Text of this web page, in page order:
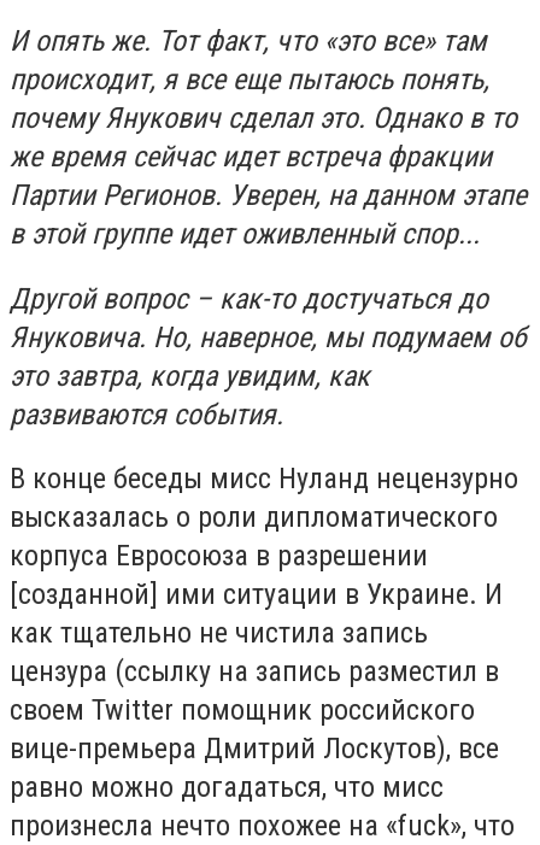
И опять же. Тот факт, что «это все» там
происходит, я все еще пытаюсь понять,
почему Янукович сделал это. Однако в то
же время сейчас идет встреча фракции
Партии Регионов. Уверен, на данном этапе
в этой группе идет оживленный спор...
Другой вопрос – как-то достучаться до
Януковича. Но, наверное, мы подумаем об
это завтра, когда увидим, как
развиваются события.
В конце беседы мисс Нуланд нецензурно
высказалась о роли дипломатического
корпуса Евросоюза в разрешении
[созданной] ими ситуации в Украине. И
как тщательно не чистила запись
цензура (ссылку на запись разместил в
своем Twitter помощник российского
вице-премьера Дмитрий Лоскутов), все
равно можно догадаться, что мисс
произнесла нечто похожее на «fuck», что